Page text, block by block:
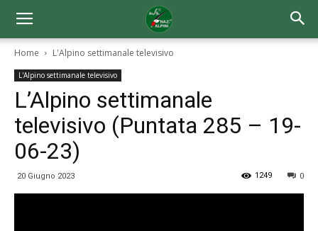
Home L'Alpino settimanale televisivo
L'Alpino settimanale televisivo
L’Alpino settimanale
televisivo (Puntata 285 – 19-
06-23)
20 Giugno 2023 0
1249